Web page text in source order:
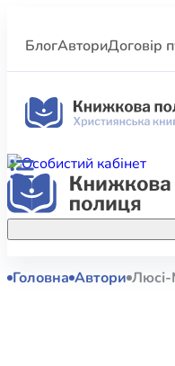
БлогАвториДоговір
Акційні
Головна Автори